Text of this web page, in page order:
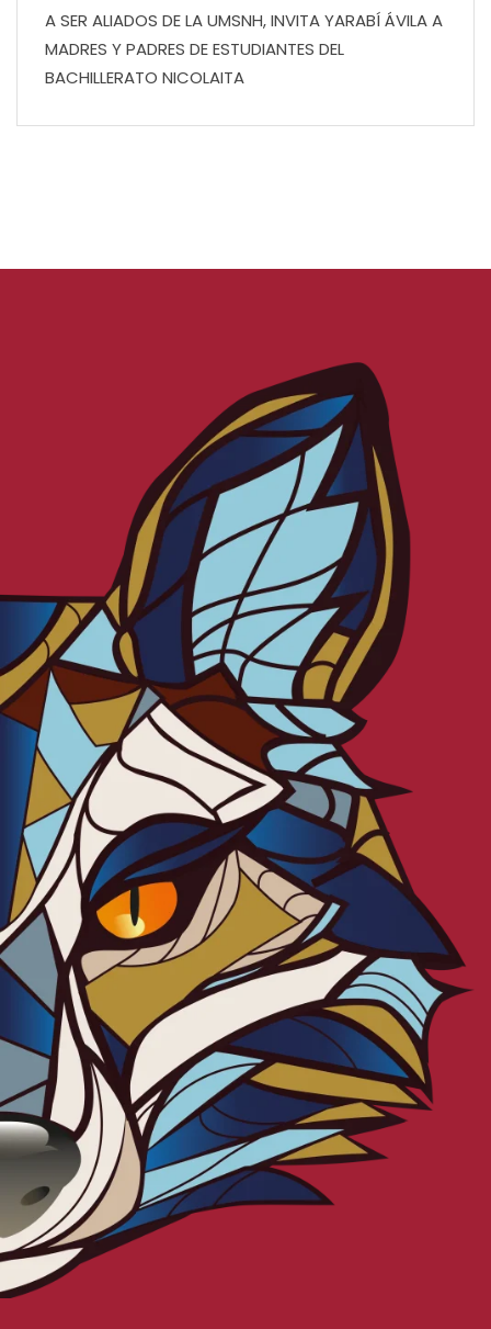
A SER ALIADOS DE LA UMSNH, INVITA YARABÍ ÁVILA A
MADRES Y PADRES DE ESTUDIANTES DEL
BACHILLERATO NICOLAITA